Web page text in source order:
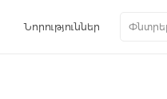
Նորություններ